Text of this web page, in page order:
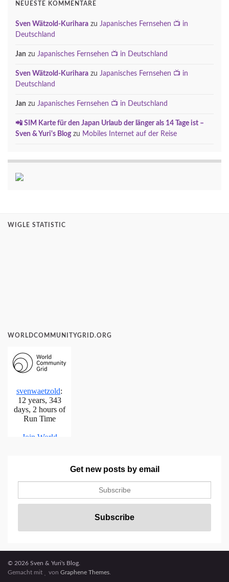
NEUESTE KOMMENTARE
Sven Wätzold-Kurihara zu Japanisches Fernsehen 📺 in
Deutschland
Jan zu Japanisches Fernsehen 📺 in Deutschland
Sven Wätzold-Kurihara zu Japanisches Fernsehen 📺 in
Deutschland
Jan zu Japanisches Fernsehen 📺 in Deutschland
📲 SIM Karte für den Japan Urlaub der länger als 14 Tage ist –
Sven & Yuri's Blogzu Mobiles Internet auf der Reise
WIGLE STATISTIC
WORLDCOMMUNITYGRID.ORG
Get new posts by email
© 2026 Sven & Yuri's Blog.
Gemacht mit
vonGraphene Themes